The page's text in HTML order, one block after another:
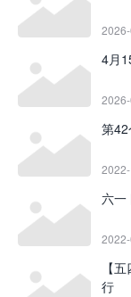
4月
第
六一
【
行